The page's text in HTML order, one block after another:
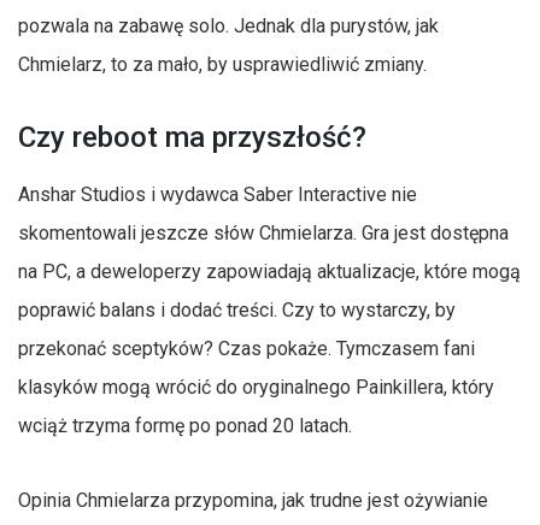
pozwala na zabawę solo. Jednak dla purystów, jak
Chmielarz, to za mało, by usprawiedliwić zmiany.
Czy reboot ma przyszłość?
Anshar Studios i wydawca Saber Interactive nie
skomentowali jeszcze słów Chmielarza. Gra jest dostępna
na PC, a deweloperzy zapowiadają aktualizacje, które mogą
poprawić balans i dodać treści. Czy to wystarczy, by
przekonać sceptyków? Czas pokaże. Tymczasem fani
klasyków mogą wrócić do oryginalnego Painkillera, który
wciąż trzyma formę po ponad 20 latach.
Opinia Chmielarza przypomina, jak trudne jest ożywianie